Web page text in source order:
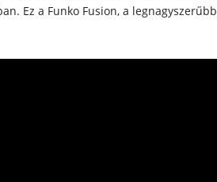
Ez a Funko Fusion, a legnagyszerűbb